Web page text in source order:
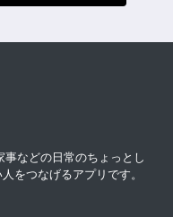
などの日常のちょっとし
をつなげるアプリです。